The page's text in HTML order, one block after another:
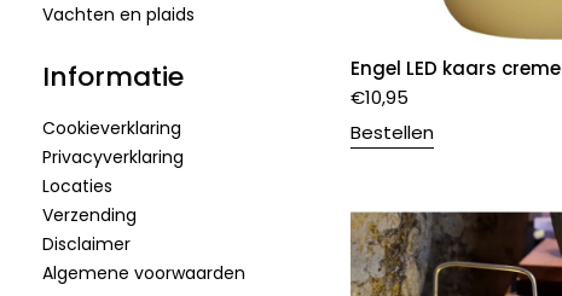
Vachten en plaids
Informatie
Cookieverklaring
Privacyverklaring
Locaties
Verzending
Disclaimer
Algemene voorwaarden
Engel LED kaars creme
€10,95
Bestellen